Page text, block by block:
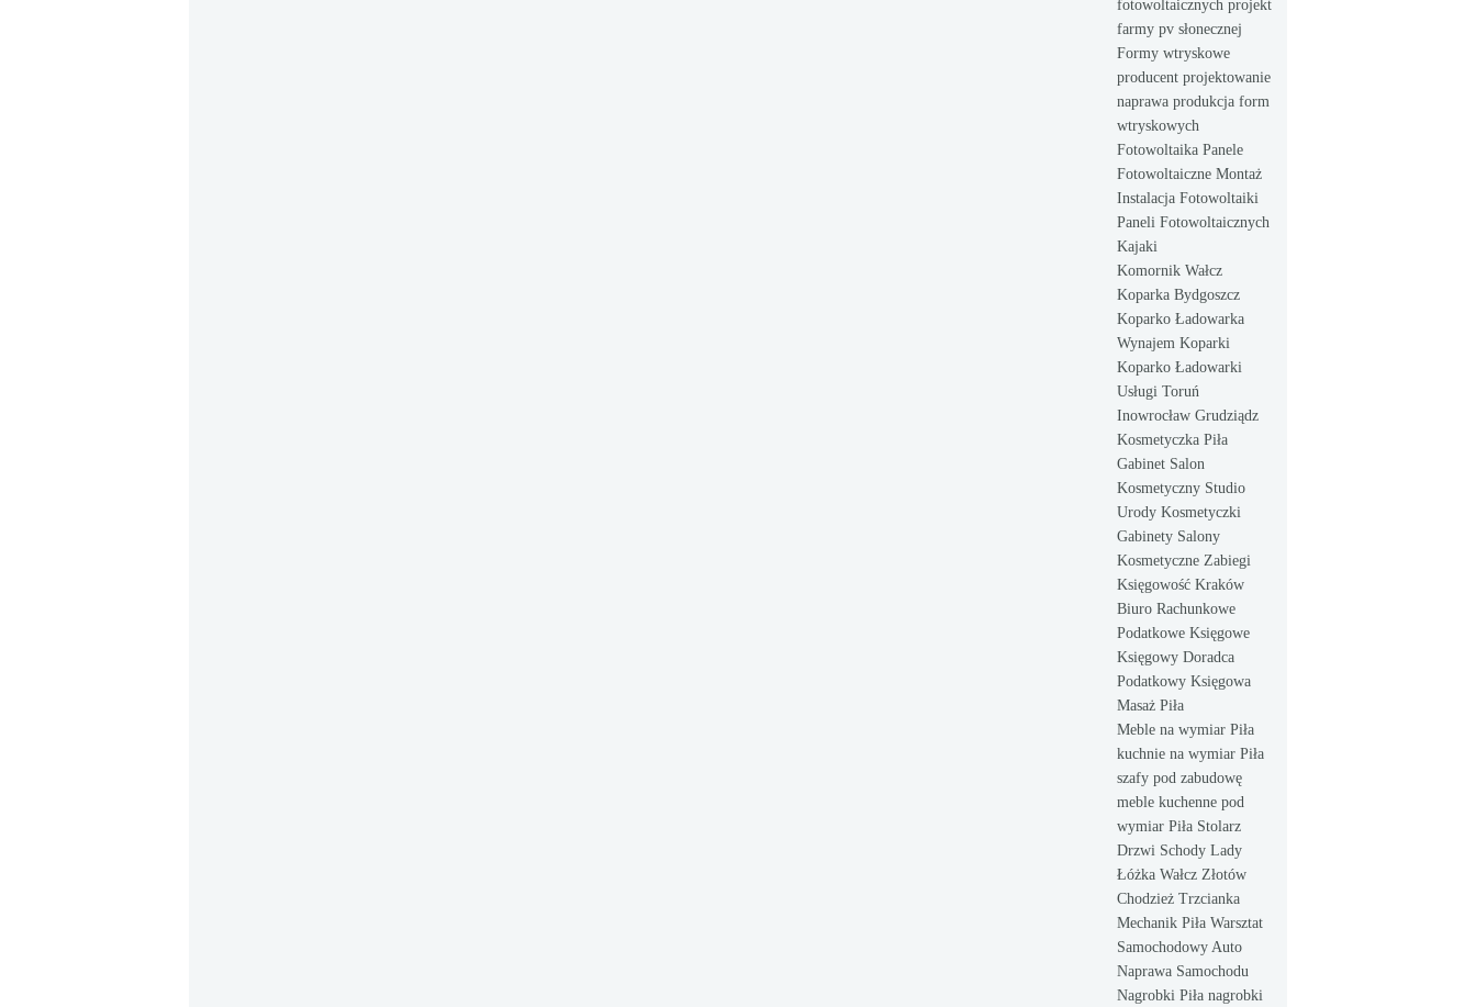
fotowoltaicznych projekt
farmy pv słonecznej
Formy wtryskowe
producent projektowanie
naprawa produkcja form
wtryskowych
Fotowoltaika Panele
Fotowoltaiczne Montaż
Instalacja Fotowoltaiki
Paneli Fotowoltaicznych
Kajaki
Komornik Wałcz
Koparka Bydgoszcz
Koparko Ładowarka
Wynajem Koparki
Koparko Ładowarki
Usługi Toruń
Inowrocław Grudziądz
Kosmetyczka Piła
Gabinet Salon
Kosmetyczny Studio
Urody Kosmetyczki
Gabinety Salony
Kosmetyczne Zabiegi
Księgowość Kraków
Biuro Rachunkowe
Podatkowe Księgowe
Księgowy Doradca
Podatkowy Księgowa
Masaż Piła
Meble na wymiar Piła
kuchnie na wymiar Piła
szafy pod zabudowę
meble kuchenne pod
wymiar Piła Stolarz
Drzwi Schody Lady
Łóżka Wałcz Złotów
Chodzież Trzcianka
Mechanik Piła Warsztat
Samochodowy Auto
Naprawa Samochodu
Nagrobki Piła nagrobki